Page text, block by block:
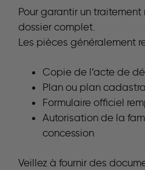
Pour garantir un
dossier complet.
Les pièces généralement
Copie de l’acte de
Plan ou plan
Formulaire officiel
Autorisation de la
concession
Veillez à fournir des